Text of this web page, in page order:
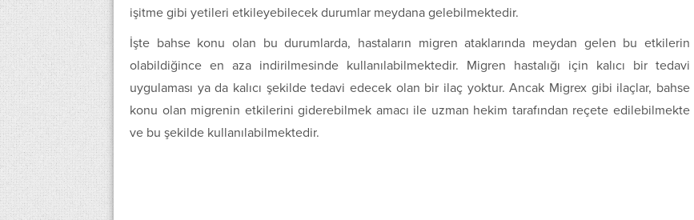
işitme gibi yetileri etkileyebilecek durumlar meydana gelebilmektedir.
İşte bahse konu olan bu durumlarda, hastaların migren ataklarında meydan gelen bu etkilerin
olabildiğince en aza indirilmesinde kullanılabilmektedir. Migren hastalığı için kalıcı bir tedavi
uygulaması ya da kalıcı şekilde tedavi edecek olan bir ilaç yoktur. Ancak Migrex gibi ilaçlar, bahse
konu olan migrenin etkilerini giderebilmek amacı ile uzman hekim tarafından reçete edilebilmekte
ve bu şekilde kullanılabilmektedir.